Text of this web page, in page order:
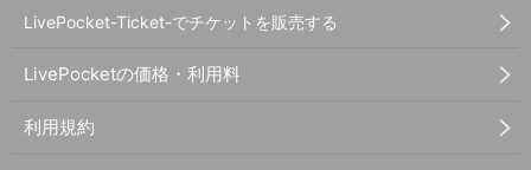
LivePocket-Ticket-でチケットを販売する
LivePocketの価格・利用料
利用規約